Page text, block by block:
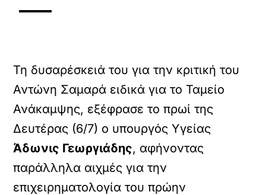
Τη δυσαρέσκειά του για την κριτική του
Αντώνη Σαμαρά ειδικά για το Ταμείο
Ανάκαμψης, εξέφρασε το πρωί της
Δευτέρας (6/7) ο υπουργός Υγείας
Άδωνις Γεωργιάδης, αφήνοντας
παράλληλα αιχμές για την
επιχειρηματολογία του πρώην